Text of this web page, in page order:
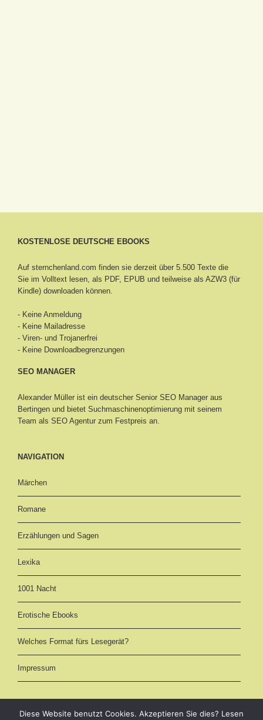
KOSTENLOSE DEUTSCHE EBOOKS
Auf sternchenland.com finden sie derzeit über 5.500 Texte die
Sie im Volltext lesen, als PDF, EPUB und teilweise als AZW3 (für
Kindle) downloaden können.
- Keine Anmeldung
- Keine Mailadresse
- Viren- und Trojanerfrei
- Keine Downloadbegrenzungen
SEO MANAGER
Alexander Müller ist ein deutscher Senior SEO Manager aus
Bertingen und bietet Suchmaschinenoptimierung mit seinem
Team als SEO Agentur zum Festpreis an.
NAVIGATION
Märchen
Romane
Erzählungen und Sagen
Lexika
1001 Nacht
Erotische Ebooks
Welches Format fürs Lesegerät?
Impressum
Diese Website benutzt Cookies. Akzeptieren Sie dies? Lesen